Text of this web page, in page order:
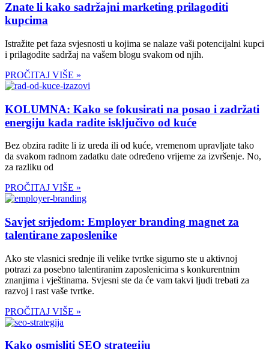
Znate li kako sadržajni marketing prilagoditi
kupcima
Istražite pet faza svjesnosti u kojima se nalaze vaši potencijalni kupci
i prilagodite sadržaj na vašem blogu svakom od njih.
PROČITAJ VIŠE »
KOLUMNA: Kako se fokusirati na posao i zadržati
energiju kada radite isključivo od kuće
Bez obzira radite li iz ureda ili od kuće, vremenom upravljate tako
da svakom radnom zadatku date određeno vrijeme za izvršenje. No,
za razliku od
PROČITAJ VIŠE »
Savjet srijedom: Employer branding magnet za
talentirane zaposlenike
Ako ste vlasnici srednje ili velike tvrtke sigurno ste u aktivnoj
potrazi za posebno talentiranim zaposlenicima s konkurentnim
znanjima i vještinama. Svjesni ste da će vam takvi ljudi trebati za
razvoj i rast vaše tvrtke.
PROČITAJ VIŠE »
Kako osmisliti SEO strategiju